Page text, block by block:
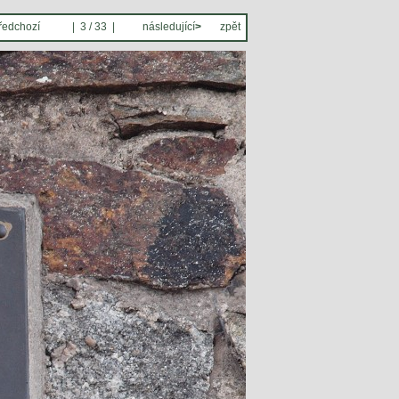
| 3 / 33 | následující> zpět